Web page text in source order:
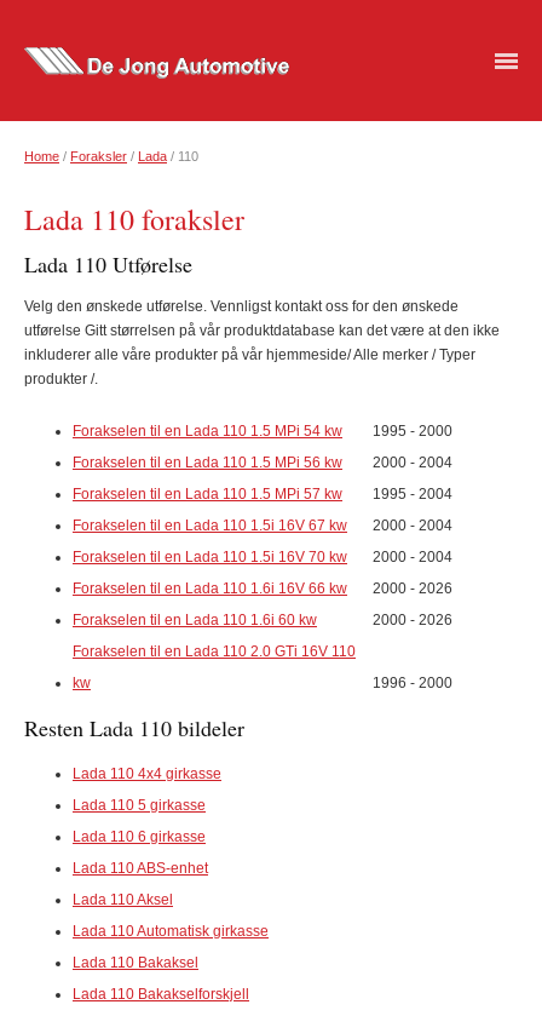
Home / Foraksler / Lada / 110
Lada 110 foraksler
Lada 110 Utførelse
Velg den ønskede utførelse. Vennligst kontakt oss for den ønskede
utførelse Gitt størrelsen på vår produktdatabase kan det være at den ikke
inkluderer alle våre produkter på vår hjemmeside/ Alle merker / Typer
produkter /.
Forakselen til en Lada 110 1.5 MPi 54 kw
1995 - 2000
Forakselen til en Lada 110 1.5 MPi 56 kw
2000 - 2004
Forakselen til en Lada 110 1.5 MPi 57 kw
1995 - 2004
Forakselen til en Lada 110 1.5i 16V 67 kw
2000 - 2004
Forakselen til en Lada 110 1.5i 16V 70 kw
2000 - 2004
Forakselen til en Lada 110 1.6i 16V 66 kw
2000 - 2026
Forakselen til en Lada 110 1.6i 60 kw
2000 - 2026
Forakselen til en Lada 110 2.0 GTi 16V 110
kw
1996 - 2000
Resten Lada 110 bildeler
Lada 110 4x4 girkasse
Lada 110 5 girkasse
Lada 110 6 girkasse
Lada 110 ABS-enhet
Lada 110 Aksel
Lada 110 Automatisk girkasse
Lada 110 Bakaksel
Lada 110 Bakakselforskjell